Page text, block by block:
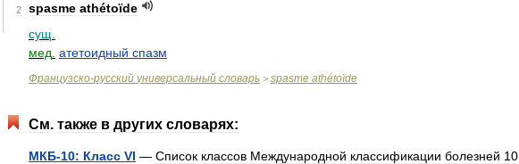
2 spasme athétoïde
сущ
мед атетоидный спазм
Французско-русский универсальный словарь > spasme athétoïde
См. также в других словарях:
МКБ-10: Класс VI — Список классов Международной классификации болезней 10